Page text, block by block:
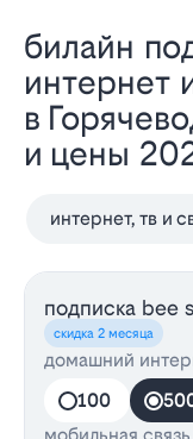
Билайн подключить домашний
интернет
в
и цены
интернет, тв и
подписка bee
скидка 2 месяца
домашний
100